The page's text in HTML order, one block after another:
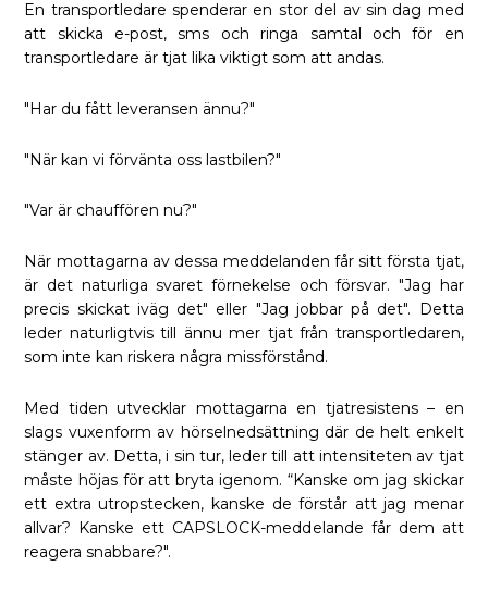
En transportledare spenderar en stor del av sin dag med
att skicka e-post, sms och ringa samtal och för en
transportledare är tjat lika viktigt som att andas.
"Har du fått leveransen ännu?"
"När kan vi förvänta oss lastbilen?"
"Var är chauffören nu?"
När mottagarna av dessa meddelanden får sitt första tjat,
är det naturliga svaret förnekelse och försvar. "Jag har
precis skickat iväg det" eller "Jag jobbar på det". Detta
leder naturligtvis till ännu mer tjat från transportledaren,
som inte kan riskera några missförstånd.
Med tiden utvecklar mottagarna en tjatresistens – en
slags vuxenform av hörselnedsättning där de helt enkelt
stänger av. Detta, i sin tur, leder till att intensiteten av tjat
måste höjas för att bryta igenom. “Kanske om jag skickar
ett extra utropstecken, kanske de förstår att jag menar
allvar? Kanske ett CAPSLOCK-meddelande får dem att
reagera snabbare?".